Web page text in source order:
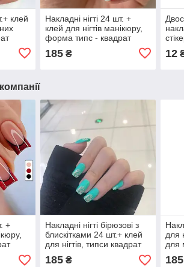
клей
Накладні нігті 24 шт. +
клей для нігтів манікюру,
форма типс - квадрат
185₴ 12
+
Накладні нігті бірюзові з
блискітками 24 шт.+ клей
для нігтів, типси квадрат
для манікюру
185₴
для
для
185